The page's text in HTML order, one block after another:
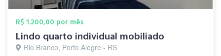
R$ 1.200,00 por mês
Lindo quarto individual mobiliado
Rio Branco, Porto Alegre - RS